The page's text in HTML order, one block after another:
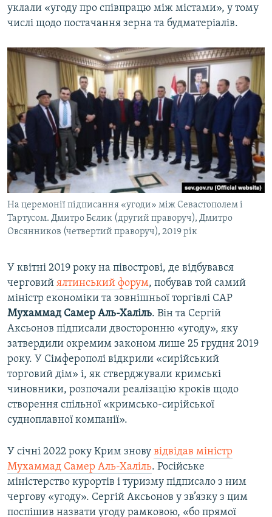
уклали «угоду про співпрацю між містами», у тому
числі щодо постачання зерна та будматеріалів.
На церемонії підписання «угоди» між Севастополем і
Тартусом. Дмитро Бєлик (другий праворуч), Дмитро
Овсянников (четвертий праворуч), 2019 рік
У квітні 2019 року на півострові, де відбувався
черговий ялтинський форум, побував той самий
міністр економіки та зовнішньої торгівлі САР
Мухаммад Самер Аль-Халіль. Він та Сергій
Аксьонов підписали двосторонню «угоду», яку
затвердили окремим законом лише 25 грудня 2019
року. У Сімферополі відкрили «сирійський
торговий дім» і, як стверджували кримські
чиновники, розпочали реалізацію кроків щодо
створення спільної «кримсько-сирійської
судноплавної компанії».
У січні 2022 року Крим знову відвідав міністр
Мухаммад Самер Аль-Халіль. Російське
міністерство курортів і туризму підписало з ним
чергову «угоду». Сергій Аксьонов у зв’язку з цим
поспішив назвати угоду рамковою, «бо прямої